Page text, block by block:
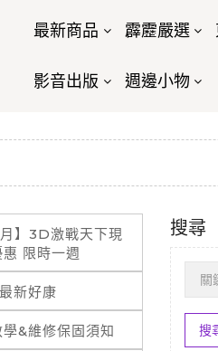
最新商品 霹靂嚴選
影音出版 週邊小物
】3D激戰天下現
限時一週
新好康
&維修保固須知
搜尋